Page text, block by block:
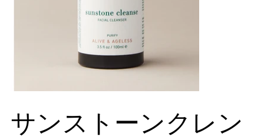
サンストーンクレン